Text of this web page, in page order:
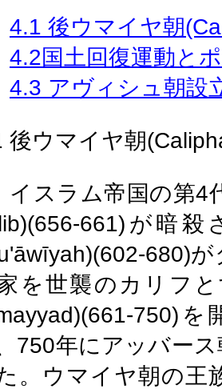
4.1 後ウマイヤ朝
4.2国土回復運動と
4.3 アヴィシュ朝設
後ウマイヤ朝
イスラム帝国の第4
661) が暗殺
680)が
を世襲のカリフ
750) を
750年にアッバース
。ウマイヤ朝の王